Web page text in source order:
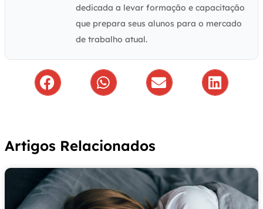
dedicada a levar formação e capacitação
que prepara seus alunos para o mercado
de trabalho atual.
Artigos Relacionados